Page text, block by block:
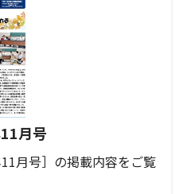
月号
月号］の掲載内容をご覧